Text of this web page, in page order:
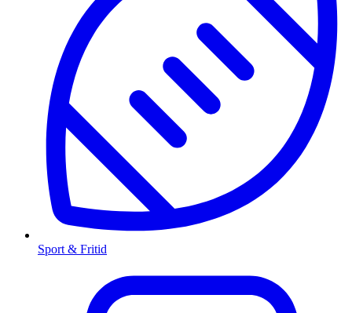
Sport & Fritid